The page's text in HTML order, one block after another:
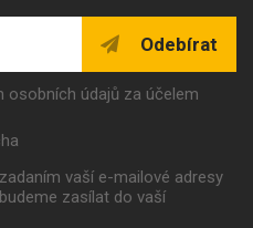
Odebírat
osobních údajů za účelem
vaší e-mailové adresy
zasílat do vaší